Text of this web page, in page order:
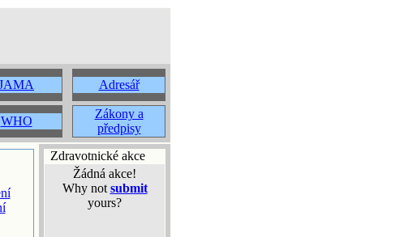
Adresář
WHO
Zákony a
předpisy
Zdravotnické akce
Žádná akce!
Why not submit
yours?